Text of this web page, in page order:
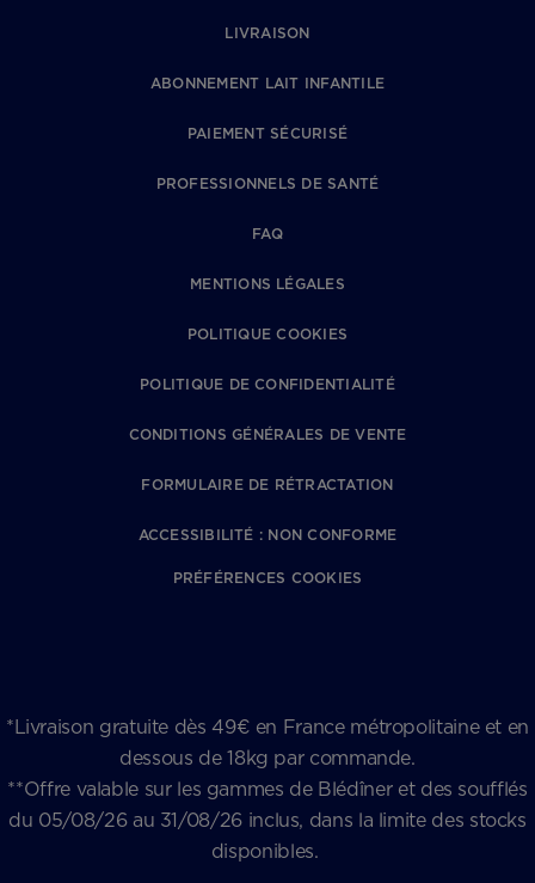
LIVRAISON
ABONNEMENT LAIT INFANTILE
PAIEMENT SÉCURISÉ
PROFESSIONNELS DE SANTÉ
FAQ
MENTIONS LÉGALES
POLITIQUE COOKIES
POLITIQUE DE CONFIDENTIALITÉ
CONDITIONS GÉNÉRALES DE VENTE
FORMULAIRE DE RÉTRACTATION
ACCESSIBILITÉ : NON CONFORME
PRÉFÉRENCES COOKIES
*Livraison gratuite dès 49€ en France métropolitaine et en
dessous de 18kg par commande.
**Offre valable sur les gammes de Blédîner et des soufflés
du 05/08/26 au 31/08/26 inclus, dans la limite des stocks
disponibles.